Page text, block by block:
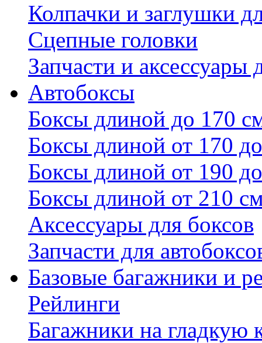
Колпачки и заглушки
Сцепные головки
Запчасти и аксессуары
Автобоксы
Боксы длиной до 170
Боксы длиной от 170
Боксы длиной от 190
Боксы длиной от 210
Аксессуары для боксов
Запчасти для
Базовые багажники и
Рейлинги
Багажники на гладкую